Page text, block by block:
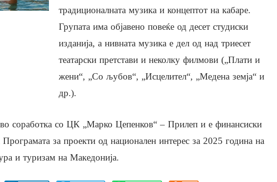
традиционалната музика и концептот на кабаре.
Групата има објавено повеќе од десет студиски
изданија, а нивната музика е дел од над триесет
театарски претстави и неколку филмови („Плати и
жени“, „Со љубов“, „Исцелител“, „Медена земја“ и
др.).
во соработка со ЦК „Марко Цепенков“ – Прилеп и е финансиски
за проекти од национален интерес за 2025 година на
и туризам на Македонија.